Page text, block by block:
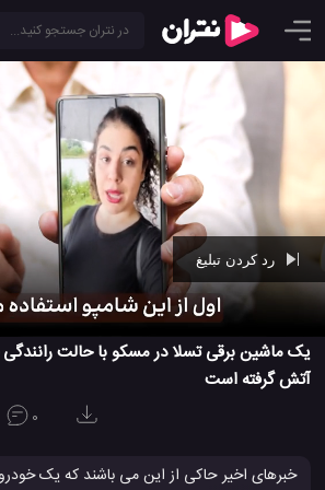
Ad -
یک ماشین برقی تسلا در مسکو با حالت
آتش گرفته است
0
خبرهای اخیر حاکی از این می باشند که یک